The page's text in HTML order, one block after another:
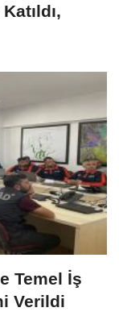
Temel İş
Verildi